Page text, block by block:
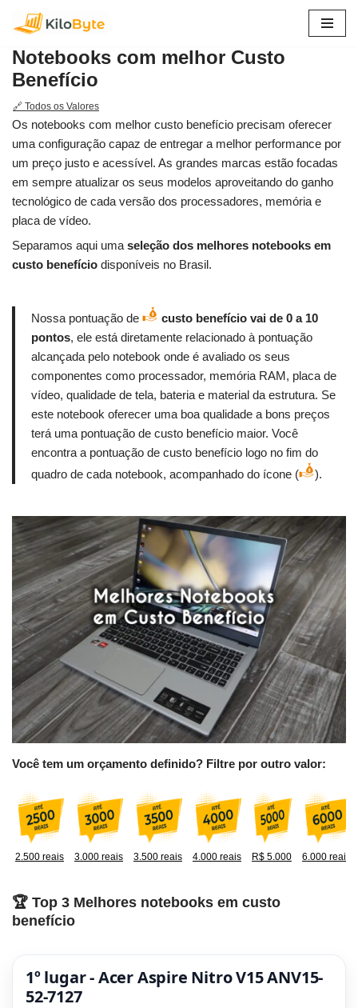
para
o
conteúdo
Notebooks com melhor Custo
Benefício
🔗 Todos os Valores
Os notebooks com melhor custo benefício precisam oferecer
uma configuração capaz de entregar a melhor performance por
um preço justo e acessível. As grandes marcas estão focadas
em sempre atualizar os seus modelos aproveitando do ganho
tecnológico de cada versão dos processadores, memória e
placa de vídeo.
Separamos aqui uma seleção dos melhores notebooks em
custo benefício disponíveis no Brasil.
Nossa pontuação de
custo benefício vai de 0 a 10
pontos, ele está diretamente relacionado à pontuação
alcançada pelo notebook onde é avaliado os seus
componentes como processador, memória RAM, placa de
vídeo, qualidade de tela, bateria e material da estrutura. Se
este notebook oferecer uma boa qualidade a bons preços
terá uma pontuação de custo benefício maior. Você
encontra a pontuação de custo benefício logo no fim do
quadro de cada notebook, acompanhado do ícone (
).
Você tem um orçamento definido? Filtre por outro valor:
2.500 reais 3.000 reais 3.500 reais 4.000 reais R$ 5.000 6.000 reais
🏆 Top 3 Melhores notebooks em custo
benefício
1º lugar - Acer Aspire Nitro V15 ANV15-
52-7127